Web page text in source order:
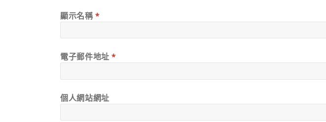
顯示名稱*
電子郵件地址*
個人網站網址